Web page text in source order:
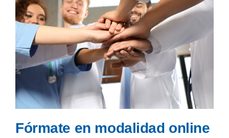
Fórmate en modalidad online